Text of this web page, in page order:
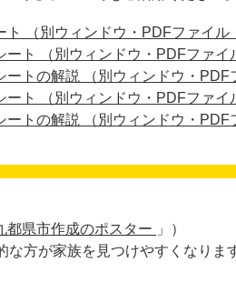
（別ウィンドウ・PDFファイル
ト （別ウィンドウ・PDFファイ
トの解説 （別ウィンドウ・PDF
ト （別ウィンドウ・PDFファイ
トの解説 （別ウィンドウ・PDF
都県市作成のポスター
」）
な方が家族を見つけやすくなりま